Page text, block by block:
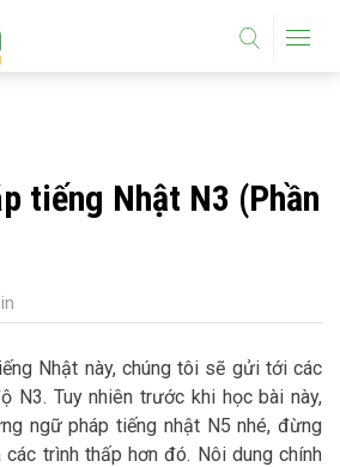
tiếng Nhật N3 (Phần
Nhật này, chúng tôi sẽ gửi tới các
N3. Tuy nhiên trước khi học bài này,
ngữ pháp tiếng nhật N5 nhé, đừng
trình thấp hơn đó. Nôi dung chính